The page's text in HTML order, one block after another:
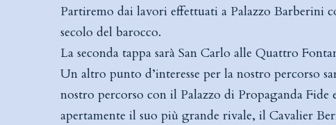
Partiremo dai lavori effettuati a Palazzo Barberini
secolo del barocco.
La seconda tappa sarà San Carlo alle Quattro
Un altro punto d’interesse per la nostro percorso
nostro percorso con il Palazzo di Propaganda
apertamente il suo più grande rivale, il Cavalier